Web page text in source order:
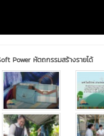
Power หัตถกรรมสร้างรายได้